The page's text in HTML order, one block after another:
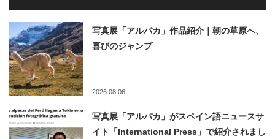
写真展「アルパカ」作品紹介｜朝の草原へ、
喜びのジャンプ
2026.08.06
写真展「アルパカ」がスペイン語ニュースサ
イト「International Press」で紹介されまし